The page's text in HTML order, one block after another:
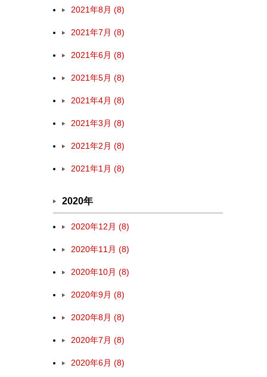
2021年8月 (8)
2021年7月 (8)
2021年6月 (8)
2021年5月 (8)
2021年4月 (8)
2021年3月 (8)
2021年2月 (8)
2021年1月 (8)
2020年
2020年12月 (8)
2020年11月 (8)
2020年10月 (8)
2020年9月 (8)
2020年8月 (8)
2020年7月 (8)
2020年6月 (8)